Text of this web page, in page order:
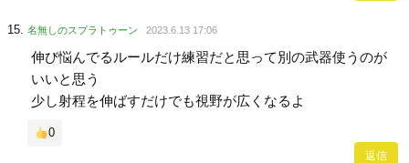
名無しのスプラトゥーン 2023.6.13 17:06
伸び悩んでるルールだけ練習だと思って別の武器使うのが
いいと思う
少し射程を伸ばすだけでも視野が広くなるよ
0
返信